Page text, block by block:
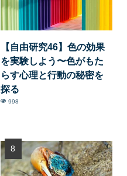
【自由研究46】色の効果
を実験しよう〜色がもた
らす心理と行動の秘密を
探る
998